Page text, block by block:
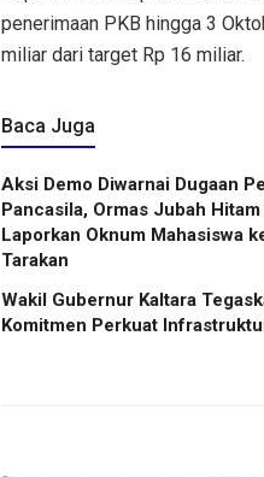
penerimaan PKB hingga 3
miliar dari target Rp 16 miliar.
Baca Juga
Aksi Demo Diwarnai Dugaan
Pancasila, Ormas Jubah Hitam
Laporkan Oknum Mahasiswa
Tarakan
Wakil Gubernur Kaltara
Komitmen Perkuat